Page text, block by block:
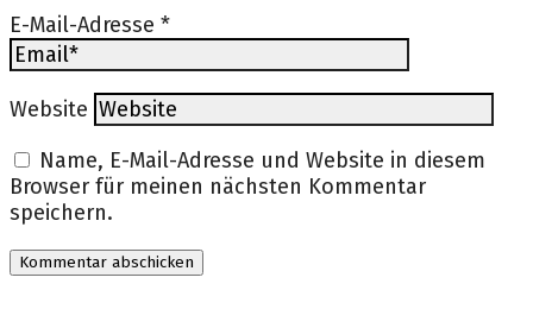
E-Mail-Adresse *
Website
Name, E-Mail-Adresse und Website in diesem
Browser für meinen nächsten Kommentar
speichern.